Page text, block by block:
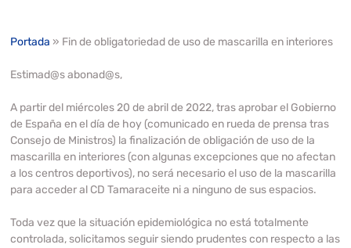
Portada » Fin de obligatoriedad de uso de mascarilla en interiores
Estimad@s abonad@s,
A partir del miércoles 20 de abril de 2022, tras aprobar el Gobierno
de España en el día de hoy (comunicado en rueda de prensa tras
Consejo de Ministros) la finalización de obligación de uso de la
mascarilla en interiores (con algunas excepciones que no afectan
a los centros deportivos), no será necesario el uso de la mascarilla
para acceder al CD Tamaraceite ni a ninguno de sus espacios.
Toda vez que la situación epidemiológica no está totalmente
controlada, solicitamos seguir siendo prudentes con respecto a las